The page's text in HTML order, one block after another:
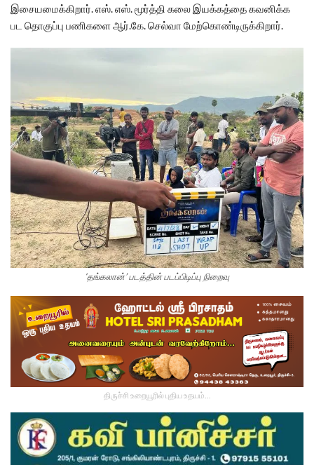
இசையமைக்கிறார். எஸ். எஸ். மூர்த்தி கலை இயக்கத்தை கவனிக்க
பட தொகுப்பு பணிகளை ஆர்.கே. செல்வா மேற்கொண்டிருக்கிறார்.
‘தங்கலான்’ படத்தின் படப்பிடிப்பு நிறைவு
திருச்சி உறையூரில் புதிய உதயம்...